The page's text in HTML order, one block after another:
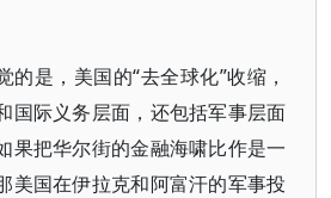
的是，美国的“去全球化”收缩，
国际义务层面，还包括军事层面
果把华尔街的金融海啸比作是一
美国在伊拉克和阿富汗的军事投